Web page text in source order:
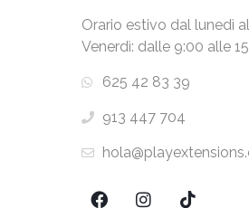
Orario estivo dal lunedì al
Venerdì: dalle 9:00 alle
625 42 83 39
913 447 704